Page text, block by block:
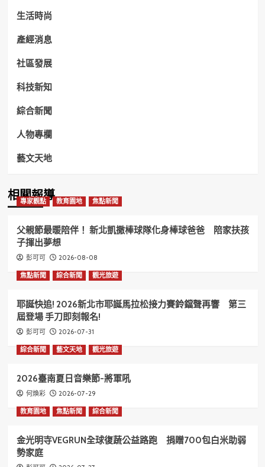
生活時尚
產經消息
社區發展
科技新知
綜合新聞
人物專欄
藝文天地
相關報導
專家觀點 教育園地 焦點新聞
父親節最暖陪伴！ 新北凱撒棒球隊化身棒球爸爸 陪家扶孩
子揮出夢想
彭可可 2026-08-08
焦點新聞 綜合新聞 觀光旅遊
耶誕快追! 2026新北市耶誕馬拉松接力賽鈴鐺聲再響 第三
屆登場 手刀即刻報名!
彭可可 2026-07-31
綜合新聞 藝文天地 觀光旅遊
2026臺南夏日音樂節-將軍吼
何煥彩 2026-07-29
教育園地 焦點新聞 綜合新聞
金光明寺VEGRUN全球復蔬公益路跑 捐贈700包白米助弱
勢家庭